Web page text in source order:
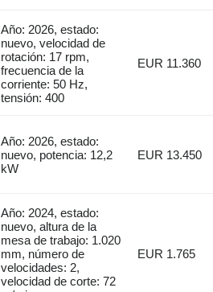
Año: 2026, estado:
nuevo, velocidad de
rotación: 17 rpm,
frecuencia de la
corriente: 50 Hz,
tensión: 400
EUR 11.360
Año: 2026, estado:
nuevo, potencia: 12,2
kW
EUR 13.450
Año: 2024, estado:
nuevo, altura de la
mesa de trabajo: 1.020
mm, número de
velocidades: 2,
velocidad de corte: 72
EUR 1.765